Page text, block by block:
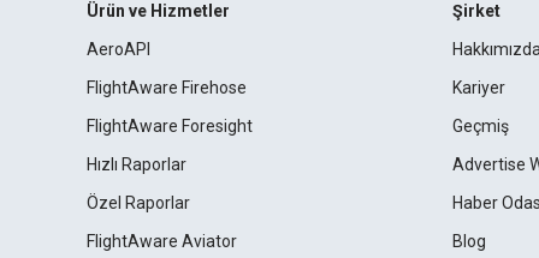
Ürün ve Hizmetler
AeroAPI
FlightAware Firehose
FlightAware Foresight
Hızlı Raporlar
Özel Raporlar
FlightAware Aviator
Şirket
Hakkımızda
Kariyer
Geçmiş
Advertise
Haber
Blog